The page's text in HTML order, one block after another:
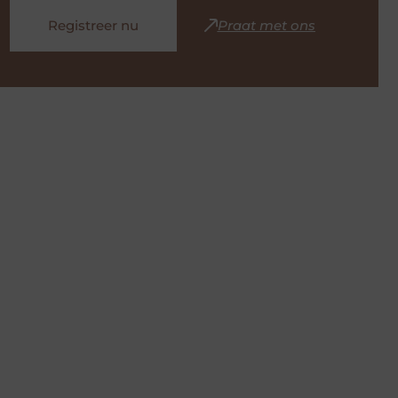
Registreer nu Praat met ons